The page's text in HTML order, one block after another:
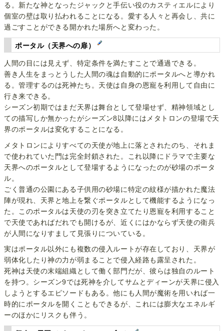
る。新たな神となったジャックと手伝い役のカスティエルにより
個室の壁は取り払われることになる。愛する人々と再会し、共に
過ごすことができる開かれた場所へと変わった。
ポータル（天界への扉）
人間の目には見えず、特定条件を満たすことで通過できる。
善き人生をまっとうした人間の魂は自動的にポータルへと導かれ
る。管理するのは死神たち。天使は自身の恩寵を利用して自由に
行き来できる。
シーズン初期ではまだ天界は舞台として登場せず、精神領域とし
ての描写しか無かったがシーズン8以降にはメタトロンの登場で天
界のポータルは変化することになる。
メタトロンによりすべての天使が地上に落とされたのち、それま
で使われていた門は完全封鎖された。これ以降にドラマで主要な
天界へのポータルとして登場するようになったのが砂場のポータ
ル。
ごく普通の公園にある子供用の砂場に特定の紋様が描かれた魔法
陣が現れ、天界と地上を繋ぐポータルとして機能するようになっ
た。このポータルは天使の刃を突き立てたり恩寵を利用すること
で天使であればだれでも開けるが、近くにはかならず天使の衛兵
が人間になりすまして見張りについている。
実はポータル以外にも複数の侵入ルートが存在しており、天界が
弱体化したり神の力が弱まることで侵入経路も露呈された。
死神は天使の末端組織として働く部門だが、彼らは独自のルート
を持つ。シーズン9では死神を介してサムとディーンが天界に侵入
しようとするエピソードもある。他にも人間が魔術を用いれば一
時的にポータルを開くこともできるが、これには膨大なエネルギ
ーのほかにリスクも伴う。